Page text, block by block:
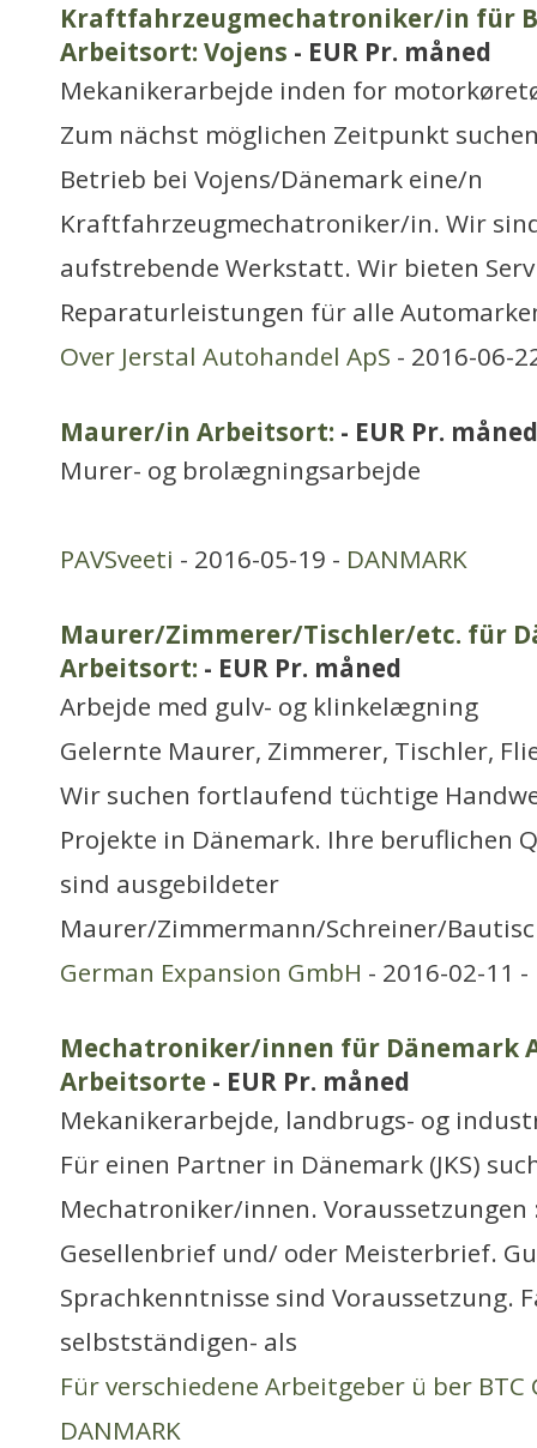
Kraftfahrzeugmechatroniker/in für
Arbeitsort: Vojens - EUR Pr. måned
Mekanikerarbejde inden for
Zum nächst möglichen Zeitpunkt
Betrieb bei Vojens/Dänemark eine/n
Kraftfahrzeugmechatroniker/in. Wir
aufstrebende Werkstatt. Wir bieten
Reparaturleistungen für alle
Over Jerstal Autohandel ApS - 2016-06-
Maurer/in Arbeitsort: - EUR Pr. måned
Murer- og brolægningsarbejde
PAVSveeti - 2016-05-19 - DANMARK
Maurer/Zimmerer/Tischler/etc. für
Arbeitsort: - EUR Pr. måned
Arbejde med gulv- og klinkelægning
Gelernte Maurer, Zimmerer, Tischler,
Wir suchen fortlaufend tüchtige
Projekte in Dänemark. Ihre beruflichen
sind ausgebildeter
Maurer/Zimmermann/Schreiner/
German Expansion GmbH - 2016-02-11 -
Mechatroniker/innen für Dänemark
Arbeitsorte - EUR Pr. måned
Mekanikerarbejde, landbrugs- og
Für einen Partner in Dänemark (JKS)
Mechatroniker/innen. Voraussetzungen
Gesellenbrief und/ oder Meisterbrief.
Sprachkenntnisse sind Voraussetzung.
selbstständigen- als
Für verschiedene Arbeitgeber ü ber BTC
DANMARK